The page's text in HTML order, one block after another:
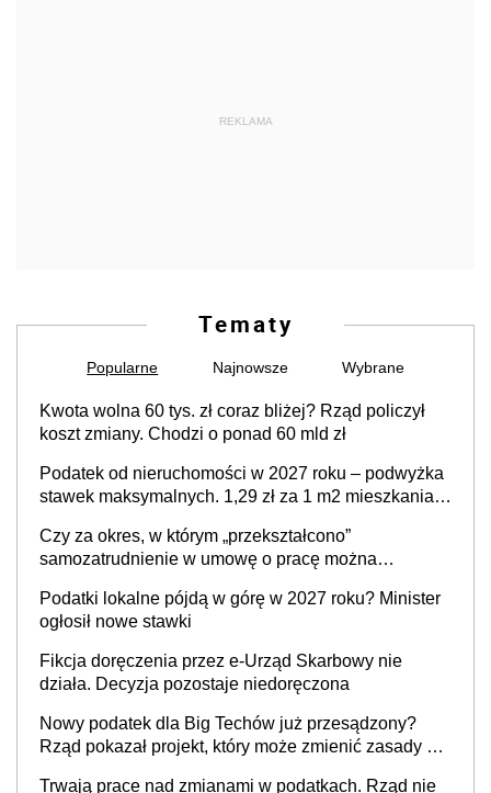
REKLAMA
Tematy
Popularne Najnowsze Wybrane
Kwota wolna 60 tys. zł coraz bliżej? Rząd policzył
koszt zmiany. Chodzi o ponad 60 mld zł
Podatek od nieruchomości w 2027 roku – podwyżka
stawek maksymalnych. 1,29 zł za 1 m2 mieszkania,
prowadzeniem działalności gospodarczej
Czy za okres, w którym „przekształcono”
samozatrudnienie w umowę o pracę można
cywilnoprawnej jedynym racjonalnym wyjściem
Podatki lokalne pójdą w górę w 2027 roku? Minister
ogłosił nowe stawki
Fikcja doręczenia przez e-Urząd Skarbowy nie
działa. Decyzja pozostaje niedoręczona
Nowy podatek dla Big Techów już przesądzony?
Rząd pokazał projekt, który może zmienić zasady gry
Trwają prace nad zmianami w podatkach. Rząd nie